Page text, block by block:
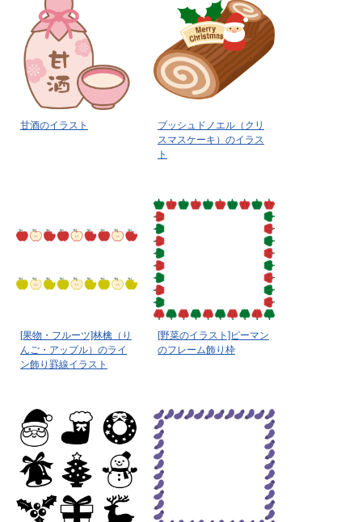
甘酒のイラスト
ブッシュドノエル（クリ
スマスケーキ）のイラス
ト
[果物・フルーツ]林檎（り
んご・アップル）のライ
ン飾り罫線イラスト
[野菜のイラスト]ピーマン
のフレーム飾り枠